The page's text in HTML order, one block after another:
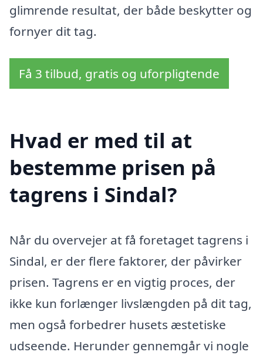
glimrende resultat, der både beskytter og
fornyer dit tag.
Få 3 tilbud, gratis og uforpligtende
Hvad er med til at
bestemme prisen på
tagrens i Sindal?
Når du overvejer at få foretaget tagrens i
Sindal, er der flere faktorer, der påvirker
prisen. Tagrens er en vigtig proces, der
ikke kun forlænger livslængden på dit tag,
men også forbedrer husets æstetiske
udseende. Herunder gennemgår vi nogle